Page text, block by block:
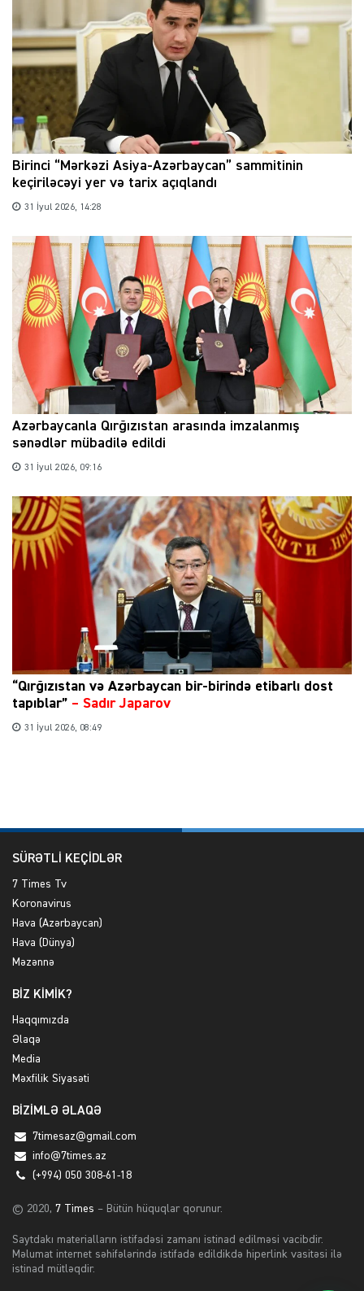
Birinci “Mərkəzi Asiya-Azərbaycan” sammitinin
keçiriləcəyi yer və tarix açıqlandı
31 İyul 2026, 14:28
Azərbaycanla Qırğızıstan arasında imzalanmış
sənədlər mübadilə edildi
31 İyul 2026, 09:16
“Qırğızıstan və Azərbaycan bir-birində etibarlı dost
tapıblar” – Sadır Japarov
31 İyul 2026, 08:49
SÜRƏTLİ KEÇİDLƏR
7 Times Tv
Koronavirus
Hava (Azərbaycan)
Hava (Dünya)
Məzənnə
BİZ KİMİK?
Haqqımızda
Əlaqə
Media
Məxfilik Siyasəti
BİZİMLƏ ƏLAQƏ
7timesaz@gmail.com
info@7times.az
(+994) 050 308-61-18
© 2020, 7 Times – Bütün hüquqlar qorunur.
Saytdakı materialların istifadəsi zamanı istinad edilməsi vacibdir.
Məlumat internet səhifələrində istifadə edildikdə hiperlink vasitəsi ilə
istinad mütləqdir.